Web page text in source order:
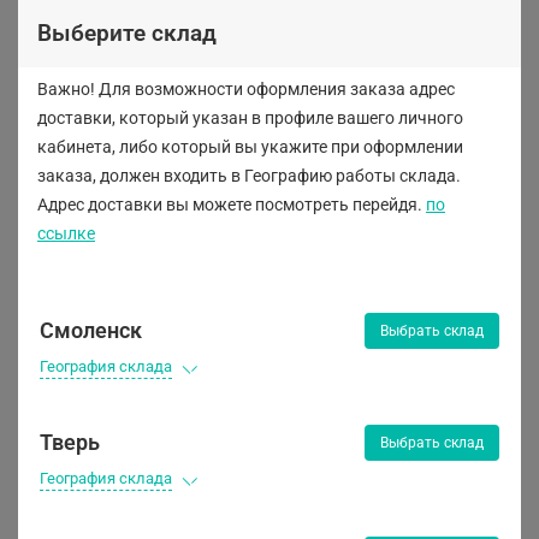
Триммеры бензиновые
Выберите склад
Важно! Для возможности оформления заказа адрес
доставки, который указан в профиле вашего личного
кабинета, либо который вы укажите при оформлении
заказа, должен входить в Географию работы склада.
Адрес доставки вы можете посмотреть перейдя. по
ссылке
Смоленск Выбрать склад
География склада
Тверь Выбрать склад
География склада